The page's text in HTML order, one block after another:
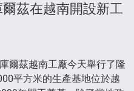
茲在越南開設新工
庫爾茲越南工廠今天舉行了隆
平方米的生產基地位於越